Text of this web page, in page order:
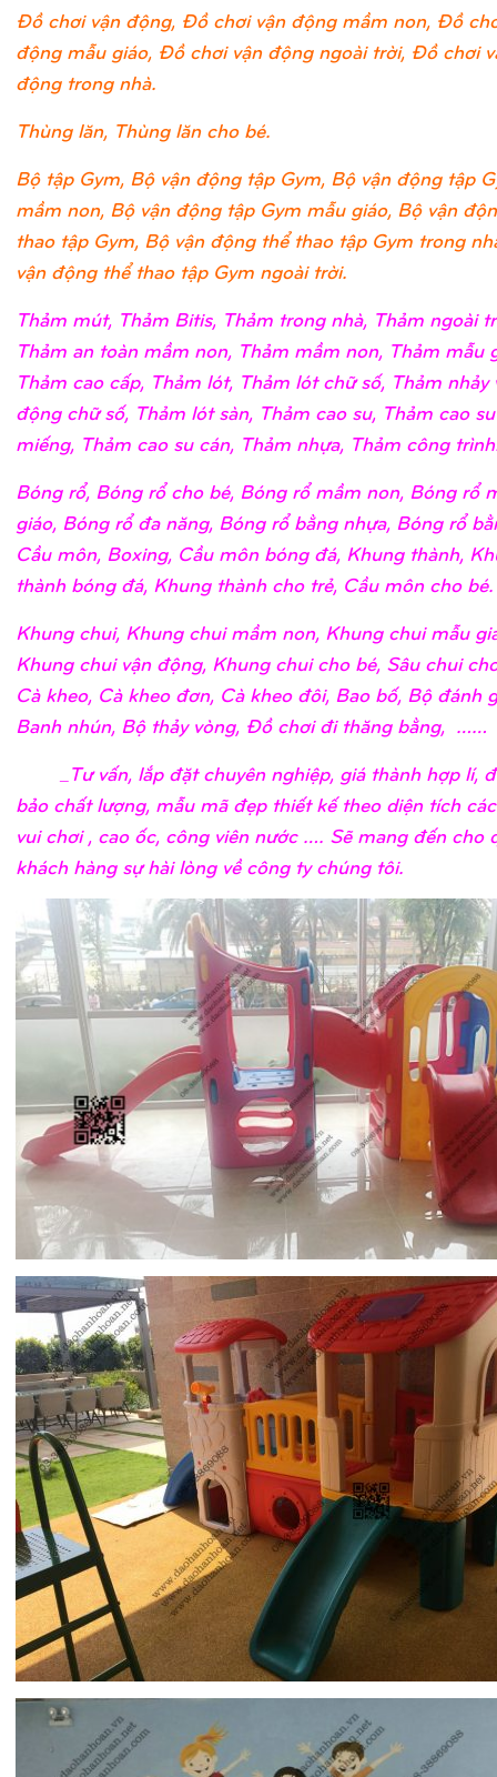
Đồ chơi vận động, Đồ chơi vận động mầm non, Đồ
động mẫu giáo, Đồ chơi vận động ngoài trời, Đồ chơi
động trong nhà.
Thùng lăn, Thùng lăn cho bé.
Bộ tập Gym, Bộ vận động tập Gym, Bộ vận động tập
mầm non, Bộ vận động tập Gym mẫu giáo, Bộ vận
thao tập Gym, Bộ vận động thể thao tập Gym trong
vận động thể thao tập Gym ngoài trời.
Thảm mút, Thảm Bitis, Thảm trong nhà, Thảm ngoài
Thảm an toàn mầm non, Thảm mầm non, Thảm mẫu
Thảm cao cấp, Thảm lót, Thảm lót chữ số, Thảm nhảy
động chữ số, Thảm lót sàn, Thảm cao su, Thảm cao su
miếng, Thảm cao su cán, Thảm nhựa, Thảm công
Bóng rổ, Bóng rổ cho bé, Bóng rổ mầm non, Bóng rổ
giáo, Bóng rổ đa năng, Bóng rổ bằng nhựa, Bóng rổ
Cầu môn, Boxing, Cầu môn bóng đá, Khung thành,
thành bóng đá, Khung thành cho trẻ, Cầu môn cho bé.
Khung chui, Khung chui mầm non, Khung chui mẫu
Khung chui vận động, Khung chui cho bé, Sâu chui
Cà kheo, Cà kheo đơn, Cà kheo đôi, Bao bố, Bộ đánh
Banh nhún, Bộ thảy vòng, Đồ chơi đi thăng bằng, ……
_Tư vấn, lắp đặt chuyên nghiệp, giá thành hợp lí,
bảo chất lượng, mẫu mã đẹp thiết kế theo diện tích
vui chơi , cao ốc, công viên nước …. Sẽ mang đến cho
khách hàng sự hài lòng về công ty chúng tôi.